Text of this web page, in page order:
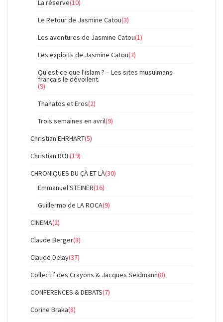
La réserve(10)
Le Retour de Jasmine Catou(3)
Les aventures de Jasmine Catou(1)
Les exploits de Jasmine Catou(3)
Qu'est-ce que l'islam ? – Les sites musulmans
français le dévoilent.
(9)
Thanatos et Eros(2)
Trois semaines en avril(9)
Christian EHRHART(5)
Christian ROL(19)
CHRONIQUES DU ÇÀ ET LÀ(30)
Emmanuel STEINER(16)
Guillermo de LA ROCA(9)
CINEMA(2)
Claude Berger(8)
Claude Delay(37)
Collectif des Crayons & Jacques Seidmann(8)
CONFERENCES & DEBATS(7)
Corine Braka(8)